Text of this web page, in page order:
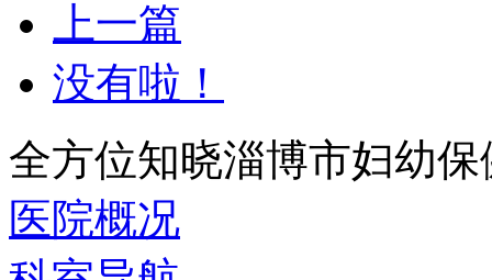
上一篇
没有啦！
全方位知晓淄博市妇幼
医院概况